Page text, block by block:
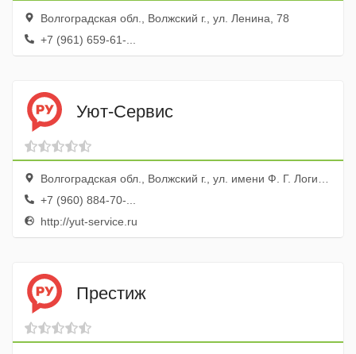
Волгоградская обл., Волжский г., ул. Ленина, 78
+7 (961) 659-61-...
Уют-Сервис
Волгоградская обл., Волжский г., ул. имени Ф. Г. Логинова, 2д, эт. 3, оф. 1
+7 (960) 884-70-...
http://yut-service.ru
Престиж